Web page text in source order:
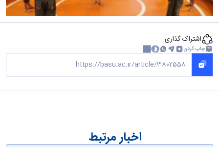
همایش‌ها
انتشارات
نشر
کتب
علمی
فصلنامه
معاونت
اشتراک گذاری
چاپ کردن
اخبار مرتبط